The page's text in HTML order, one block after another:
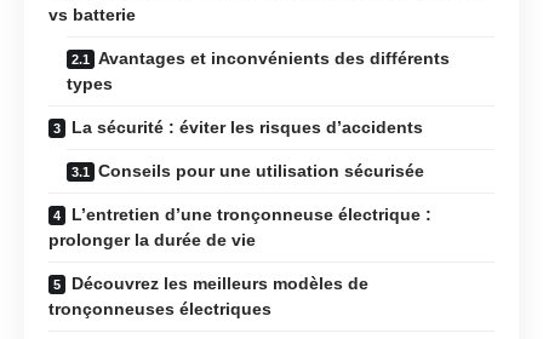
vs batterie
Avantages et inconvénients des différents
types
La sécurité : éviter les risques d’accidents
Conseils pour une utilisation sécurisée
L’entretien d’une tronçonneuse électrique :
prolonger la durée de vie
Découvrez les meilleurs modèles de
tronçonneuses électriques